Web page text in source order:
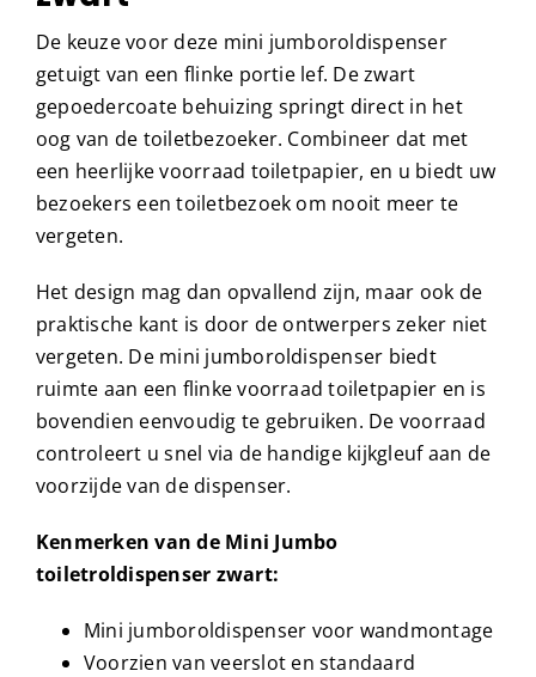
De keuze voor deze mini jumboroldispenser
getuigt van een flinke portie lef. De zwart
gepoedercoate behuizing springt direct in het
oog van de toiletbezoeker. Combineer dat met
een heerlijke voorraad toiletpapier, en u biedt uw
bezoekers een toiletbezoek om nooit meer te
vergeten.
Het design mag dan opvallend zijn, maar ook de
praktische kant is door de ontwerpers zeker niet
vergeten. De mini jumboroldispenser biedt
ruimte aan een flinke voorraad toiletpapier en is
bovendien eenvoudig te gebruiken. De voorraad
controleert u snel via de handige kijkgleuf aan de
voorzijde van de dispenser.
Kenmerken van de Mini Jumbo
toiletroldispenser zwart:
Mini jumboroldispenser voor wandmontage
Voorzien van veerslot en standaard